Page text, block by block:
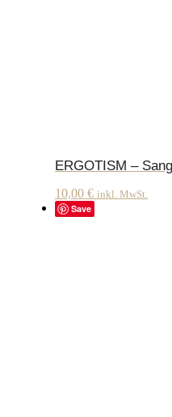
ERGOTISM –
10,00 € inkl. MwSt.
Save